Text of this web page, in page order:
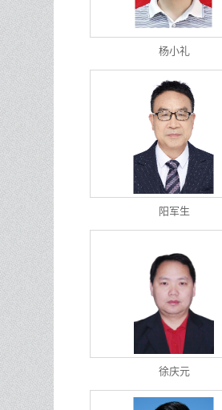
杨小礼
阳军生
徐庆元